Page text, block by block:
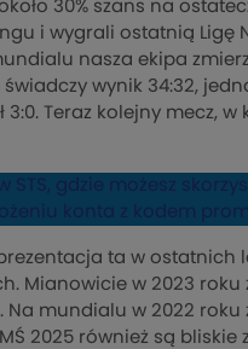
30% szans na
i wygrali ostatnią Ligę
nasza ekipa
wynik 34:32,
3:0. Teraz kolejny mecz,
gdzie możesz
konta z kodem
ta w
Mianowicie w 2023
mundialu w 2022
2025 również są